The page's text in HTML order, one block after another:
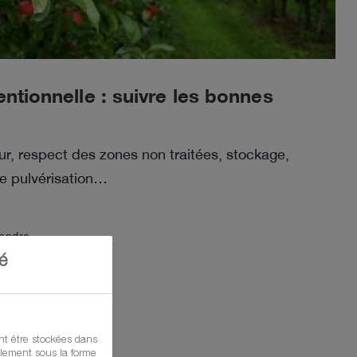
: suivre les bonnes
respect des zones non traitées, stockage,
pulvérisation…
être stockées dans
sous la forme